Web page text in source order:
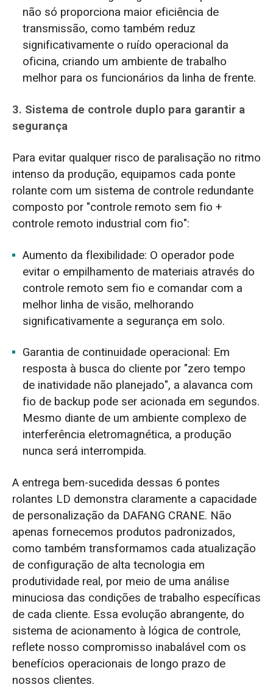
não só proporciona maior eficiência de
transmissão, como também reduz
significativamente o ruído operacional da
oficina, criando um ambiente de trabalho
melhor para os funcionários da linha de frente.
3. Sistema de controle duplo para garantir a
segurança
Para evitar qualquer risco de paralisação no ritmo
intenso da produção, equipamos cada ponte
rolante com um sistema de controle redundante
composto por "controle remoto sem fio +
controle remoto industrial com fio":
Aumento da flexibilidade: O operador pode
evitar o empilhamento de materiais através do
controle remoto sem fio e comandar com a
melhor linha de visão, melhorando
significativamente a segurança em solo.
Garantia de continuidade operacional: Em
resposta à busca do cliente por "zero tempo
de inatividade não planejado", a alavanca com
fio de backup pode ser acionada em segundos.
Mesmo diante de um ambiente complexo de
interferência eletromagnética, a produção
nunca será interrompida.
A entrega bem-sucedida dessas 6 pontes
rolantes LD demonstra claramente a capacidade
de personalização da DAFANG CRANE. Não
apenas fornecemos produtos padronizados,
como também transformamos cada atualização
de configuração de alta tecnologia em
produtividade real, por meio de uma análise
minuciosa das condições de trabalho específicas
de cada cliente. Essa evolução abrangente, do
sistema de acionamento à lógica de controle,
reflete nosso compromisso inabalável com os
benefícios operacionais de longo prazo de
nossos clientes.